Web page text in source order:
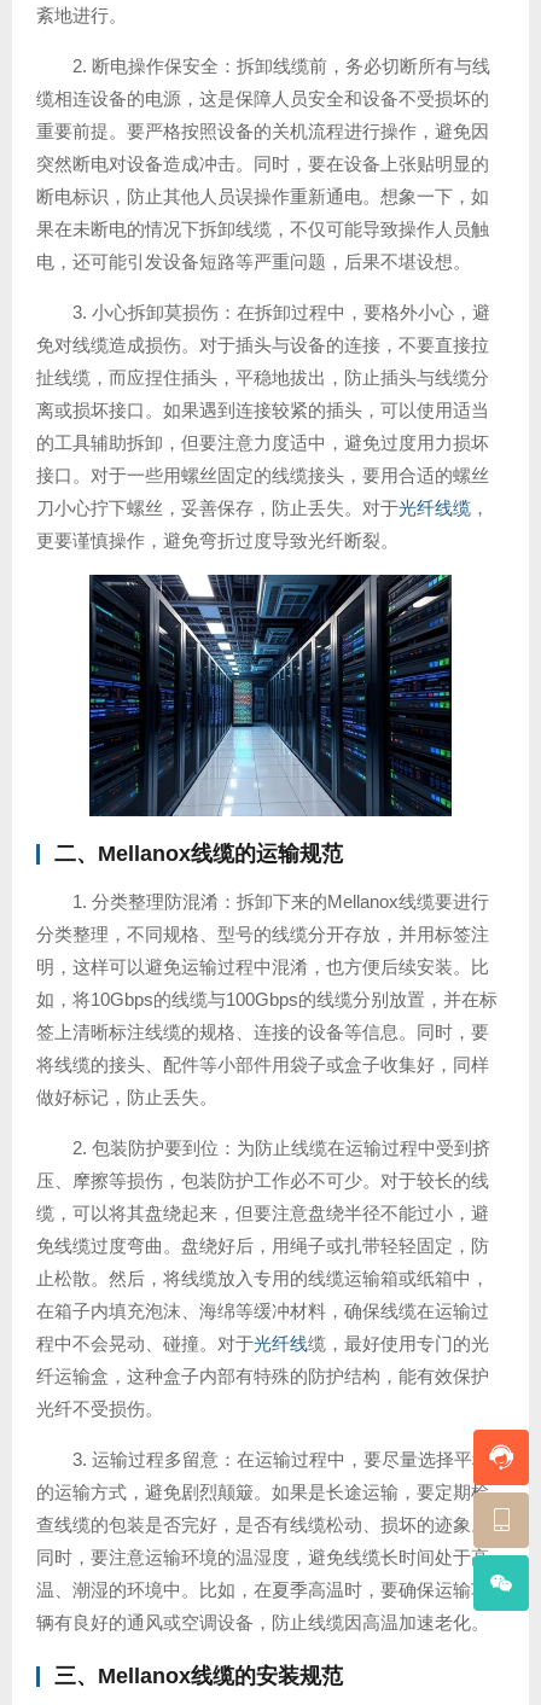
紊地进行。
2. 断电操作保安全：拆卸线缆前，务必切断所有与线
缆相连设备的电源，这是保障人员安全和设备不受损坏的
重要前提。要严格按照设备的关机流程进行操作，避免因
突然断电对设备造成冲击。同时，要在设备上张贴明显的
断电标识，防止其他人员误操作重新通电。想象一下，如
果在未断电的情况下拆卸线缆，不仅可能导致操作人员触
电，还可能引发设备短路等严重问题，后果不堪设想。
3. 小心拆卸莫损伤：在拆卸过程中，要格外小心，避
免对线缆造成损伤。对于插头与设备的连接，不要直接拉
扯线缆，而应捏住插头，平稳地拔出，防止插头与线缆分
离或损坏接口。如果遇到连接较紧的插头，可以使用适当
的工具辅助拆卸，但要注意力度适中，避免过度用力损坏
接口。对于一些用螺丝固定的线缆接头，要用合适的螺丝
刀小心拧下螺丝，妥善保存，防止丢失。对于光纤线缆 ，
更要谨慎操作，避免弯折过度导致光纤断裂。
二、Mellanox线缆的运输规范
1. 分类整理防混淆：拆卸下来的Mellanox线缆要进行
分类整理，不同规格、型号的线缆分开存放，并用标签注
明，这样可以避免运输过程中混淆，也方便后续安装。比
如，将10Gbps的线缆与100Gbps的线缆分别放置，并在标
签上清晰标注线缆的规格、连接的设备等信息。同时，要
将线缆的接头、配件等小部件用袋子或盒子收集好，同样
做好标记，防止丢失。
2. 包装防护要到位：为防止线缆在运输过程中受到挤
压、摩擦等损伤，包装防护工作必不可少。对于较长的线
缆，可以将其盘绕起来，但要注意盘绕半径不能过小，避
免线缆过度弯曲。盘绕好后，用绳子或扎带轻轻固定，防
止松散。然后，将线缆放入专用的线缆运输箱或纸箱中，
在箱子内填充泡沫、海绵等缓冲材料，确保线缆在运输过
程中不会晃动、碰撞。对于光纤线缆，最好使用专门的光
纤运输盒，这种盒子内部有特殊的防护结构，能有效保护
光纤不受损伤。
3. 运输过程多留意：在运输过程中，要尽量选择平稳
的运输方式，避免剧烈颠簸。如果是长途运输，要定期检
查线缆的包装是否完好，是否有线缆松动、损坏的迹象。
同时，要注意运输环境的温湿度，避免线缆长时间处于高
温、潮湿的环境中。比如，在夏季高温时，要确保运输车
辆有良好的通风或空调设备，防止线缆因高温加速老化。
三、Mellanox线缆的安装规范